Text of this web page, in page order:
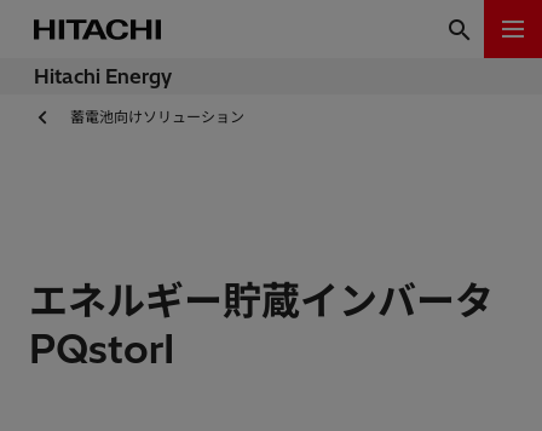
Hitachi Energy
蓄電池向けソリューション
エネルギー貯蔵インバータ
PQstorI